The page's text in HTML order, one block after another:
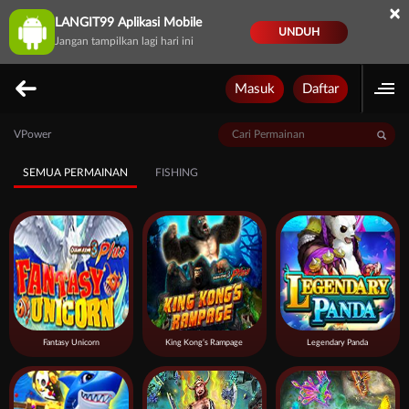
LANGIT99 Aplikasi Mobile
Jangan tampilkan lagi hari ini
UNDUH
×
Masuk Daftar
VPower
SEMUA PERMAINAN FISHING
Fantasy Unicorn King Kong’s Rampage Legendary Panda